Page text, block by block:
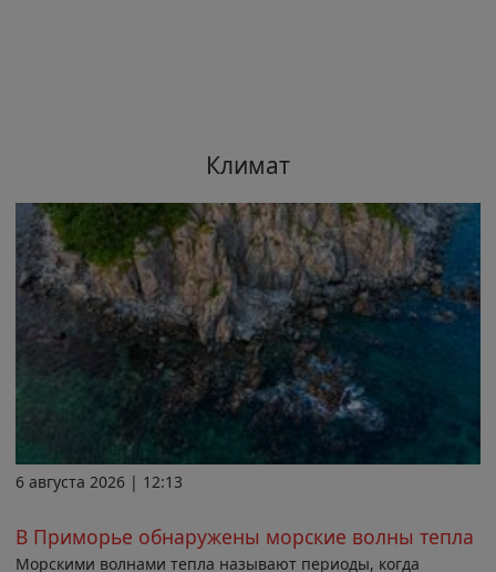
Климат
6 августа 2026 | 12:13
В Приморье обнаружены морские волны тепла
Морскими волнами тепла называют периоды, когда